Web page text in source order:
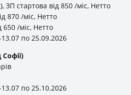
ЗП стартова від 850 /міс, Нетто
870 /міс, Нетто
/міс, Нетто
по 25.09.2026
по 25.10.2026